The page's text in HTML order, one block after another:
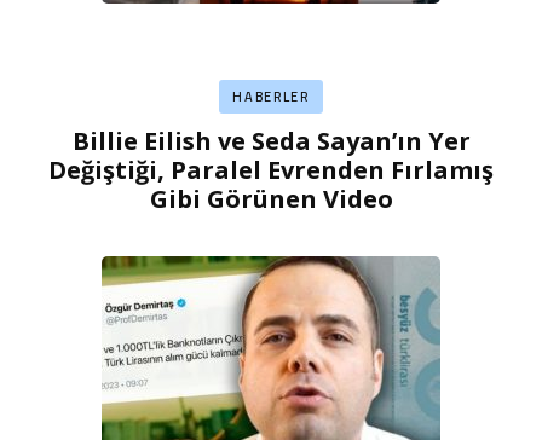
HABERLER
Billie Eilish ve Seda Sayan’ın Yer
Değiştiği, Paralel Evrenden Fırlamış
Gibi Görünen Video